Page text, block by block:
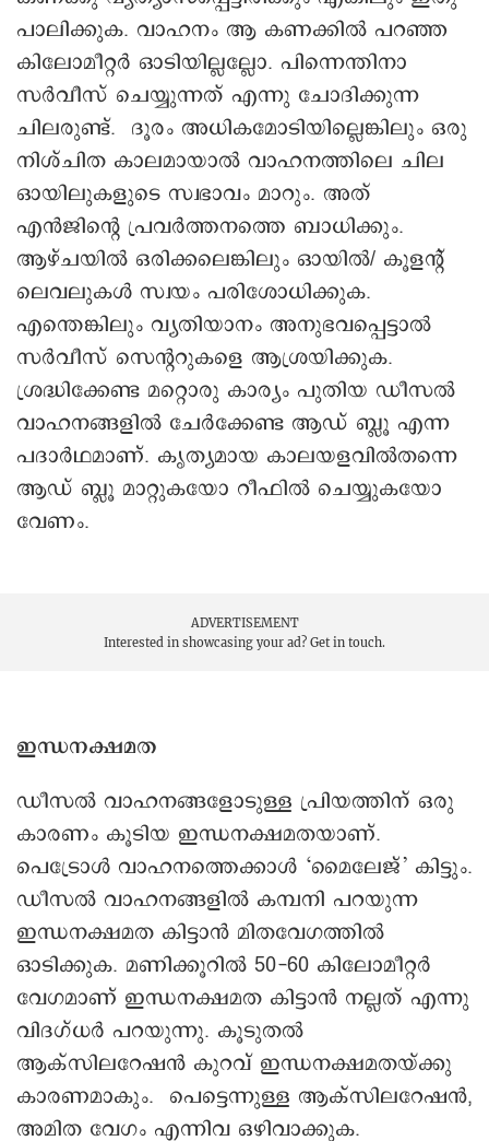
പാലിക്കുക. വാഹനം ആ കണക്കിൽ പറഞ്ഞ
കിലോമീറ്റർ ഓടിയില്ലല്ലോ. പിന്നെന്തിനാ
സർവീസ് ചെയ്യുന്നത് എന്നു ചോദിക്കുന്ന
ചിലരുണ്ട്. ദൂരം അധികമോടിയില്ലെങ്കിലും ഒരു
നിശ്ചിത കാലമായാൽ വാഹനത്തിലെ ചില
ഓയിലുകളുടെ സ്വഭാവം മാറും. അത്
എൻജിന്റെ പ്രവർത്തനത്തെ ബാധിക്കും.
ആഴ്ചയിൽ ഒരിക്കലെങ്കിലും ഓയിൽ/ കൂളന്റ്
ലെവലുകൾ സ്വയം പരിശോധിക്കുക.
എന്തെങ്കിലും വ്യതിയാനം അനുഭവപ്പെട്ടാൽ
സർവീസ് സെന്ററുകളെ ആശ്രയിക്കുക.
ശ്രദ്ധിക്കേണ്ട മറ്റൊരു കാര്യം പുതിയ ഡീസൽ
വാഹനങ്ങളിൽ ചേർക്കേണ്ട ആഡ് ബ്ലൂ എന്ന
പദാർഥമാണ്. കൃത്യമായ കാലയളവിൽതന്നെ
ആഡ് ബ്ലൂ മാറ്റുകയോ റീഫിൽ ചെയ്യുകയോ
വേണം.
ADVERTISEMENT
Interested in showcasing your ad? Get in touch.
ഇന്ധനക്ഷമത
ഡീസൽ വാഹനങ്ങളോടുള്ള പ്രിയത്തിന് ഒരു
കാരണം കൂടിയ ഇന്ധനക്ഷമതയാണ്.
പെട്രോൾ വാഹനത്തെക്കാൾ ‘മൈലേജ്’ കിട്ടും.
ഡീസൽ വാഹനങ്ങളിൽ കമ്പനി പറയുന്ന
ഇന്ധനക്ഷമത കിട്ടാൻ മിതവേഗത്തിൽ
ഓടിക്കുക. മണിക്കൂറിൽ 50-60 കിലോമീറ്റർ
വേഗമാണ് ഇന്ധനക്ഷമത കിട്ടാൻ നല്ലത് എന്നു
വിദഗ്ധർ പറയുന്നു. കൂടുതൽ
ആക്സിലറേഷൻ കുറവ് ഇന്ധനക്ഷമതയ്ക്കു
കാരണമാകും. പെട്ടെന്നുള്ള ആക്സിലറേഷൻ,
അമിത വേഗം എന്നിവ ഒഴിവാക്കുക.